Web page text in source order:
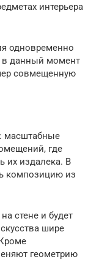
интерьера
одновременно
в данный момент
совмещенную
масштабные
где
их издалека. В
композицию из
стене и будет
шире
геометрию